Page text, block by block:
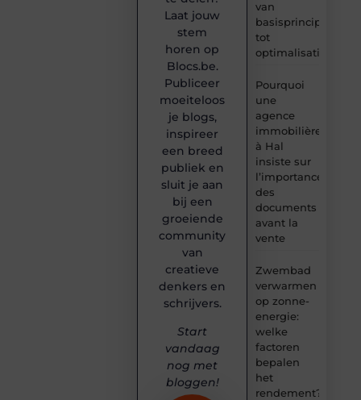
van
basisprincipes
tot
optimalisatie
Pourquoi
une
agence
immobilière
à Hal
insiste sur
l’importance
des
documents
avant la
vente
Zwembad
verwarmen
op zonne-
energie:
welke
factoren
bepalen
het
rendement?
Laat jouw
stem
horen op
Blocs.be.
Publiceer
moeiteloos
je blogs,
inspireer
een breed
publiek en
sluit je aan
bij een
groeiende
community
van
creatieve
denkers en
schrijvers.
Start
vandaag
nog met
bloggen!